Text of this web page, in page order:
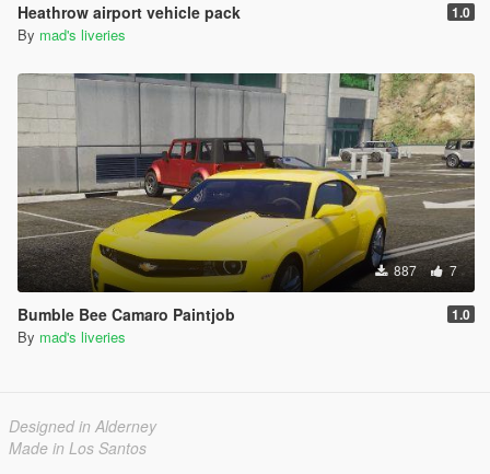
Heathrow airport vehicle pack 1.0
By mad's liveries
887 7
Bumble Bee Camaro Paintjob 1.0
By mad's liveries
Designed in Alderney
Made in Los Santos